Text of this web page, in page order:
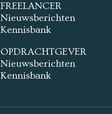
FREELANCER
Nieuwsberichten
Kennisbank
OPDRACHTGEVER
Nieuwsberichten
Kennisbank